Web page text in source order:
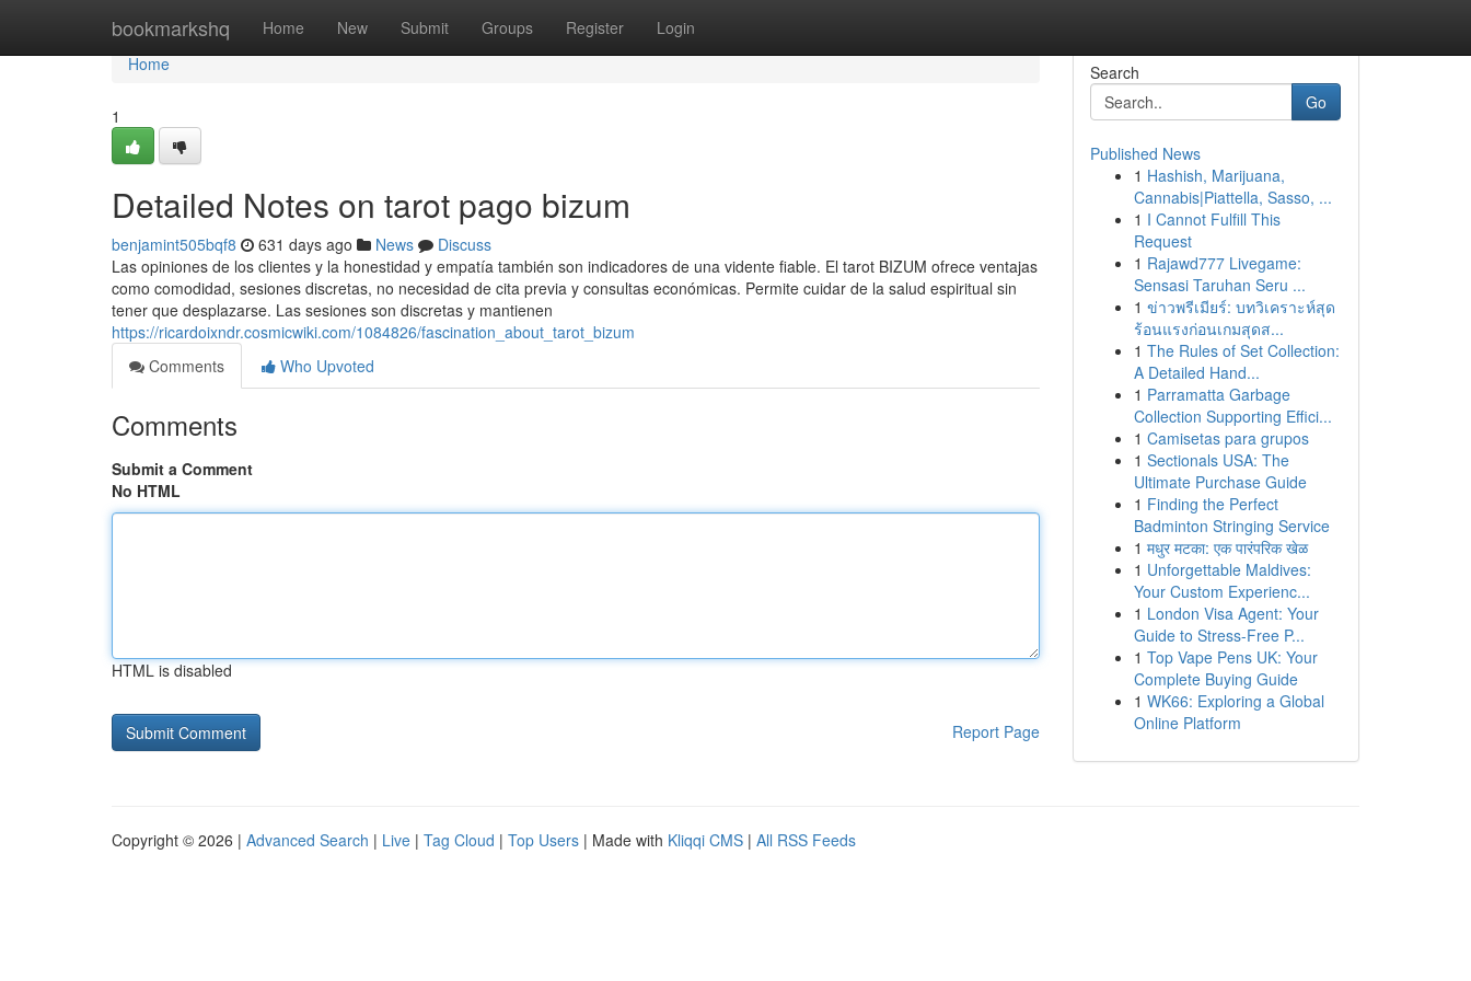
bookmarkshq Home New Submit Groups Register Login
Home
Home
1
Detailed Notes on tarot pago bizum
benjamint505bqf8 631 days ago News
Discuss
Las opiniones de los clientes y la honestidad y empatía también son indicadores de una vidente fiable. El tarot BIZUM ofrece ventajas
como comodidad, sesiones discretas, no necesidad de cita previa y consultas económicas. Permite cuidar de la salud espiritual sin
tener que desplazarse. Las sesiones son discretas y mantienen
https://ricardoixndr.cosmicwiki.com/1084826/fascination_about_tarot_bizum
Comments
Who Upvoted
Comments
Submit a Comment
No HTML
HTML is disabled
Report Page
Search
Go
Published News
1 Hashish, Marijuana,
Cannabis|Piattella, Sasso, ...
1 I Cannot Fulfill This
Request
1 Rajawd777 Livegame:
Sensasi Taruhan Seru ...
1 ข่าวพรีเมียร์: บทวิเคราะห์สุด
ร้อนแรงก่อนเกมสุดส...
1 The Rules of Set Collection:
A Detailed Hand...
1 Parramatta Garbage
Collection Supporting Effici...
1 Camisetas para grupos
1 Sectionals USA: The
Ultimate Purchase Guide
1 Finding the Perfect
Badminton Stringing Service
1 मधुर मटका: एक पारंपरिक खेळ
1 Unforgettable Maldives:
Your Custom Experienc...
1 London Visa Agent: Your
Guide to Stress-Free P...
1 Top Vape Pens UK: Your
Complete Buying Guide
1 WK66: Exploring a Global
Online Platform
Copyright © 2026 | Advanced Search | Live | Tag Cloud | Top Users | Made with Kliqqi CMS | All RSS Feeds